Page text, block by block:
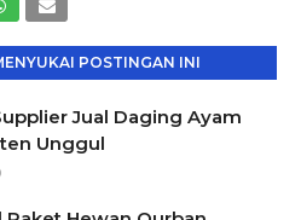
POSTINGAN INI
Jual Daging Ayam
Unggul